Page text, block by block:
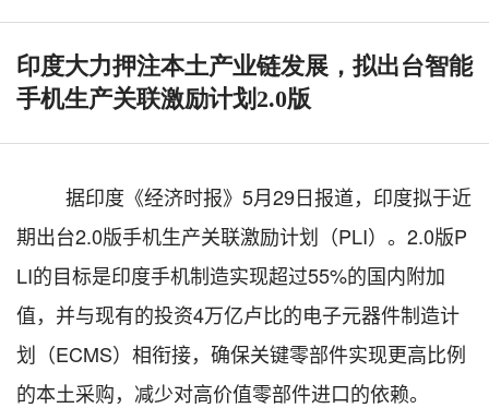
印度大力押注本土产业链发展，拟出台智能
手机生产关联激励计划2.0版
据印度《经济时报》 5月29日报道，印度拟于近
期出台2.0版手机生产关联激励计划（PLI）。 2.0版P
LI的目标是印度手机制造实现超过55%的国内附加
值，并与现有的投资4万亿卢比的电子元器件制造计
划（ECMS）相衔接，确保关键零部件实现更高比例
的本土采购，减少对高价值零部件进口的依赖。